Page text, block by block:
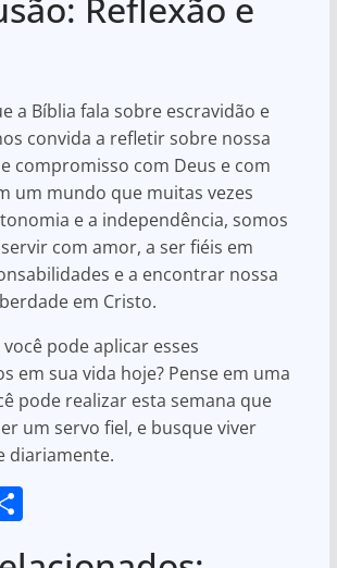
a Bíblia fala sobre escravidão e
convida a refletir sobre nossa
compromisso com Deus e com
um mundo que muitas vezes
e a independência, somos
com amor, a ser fiéis em
e a encontrar nossa
em Cristo.
pode aplicar esses
em sua vida hoje? Pense em uma
pode realizar esta semana que
um servo fiel, e busque viver
diariamente.
S